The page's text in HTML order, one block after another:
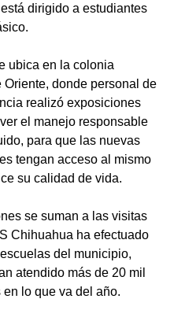
dirigido a estudiantes
ubica en la colonia
Oriente, donde personal de
realizó exposiciones
el manejo responsable
para que las nuevas
tengan acceso al mismo
su calidad de vida.
se suman a las visitas
Chihuahua ha efectuado
del municipio,
atendido más de 20 mil
en lo que va del año.